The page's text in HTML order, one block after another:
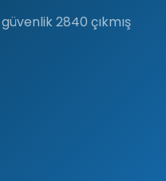
2840 çıkmış